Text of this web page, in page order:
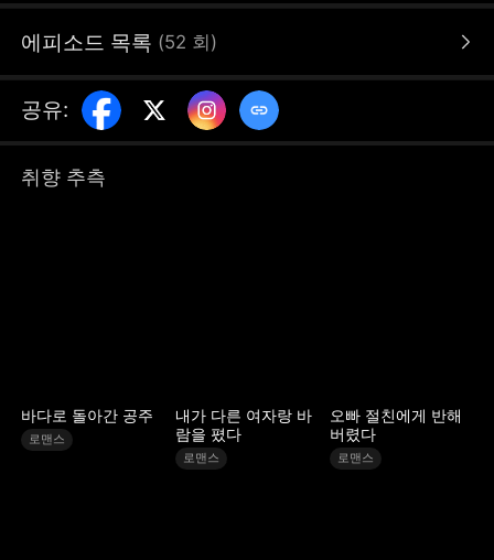
에너지 수집을 위해 수많은 지구 여자들을 만나
며 에너지 X를 존재를 찾는다. 그런데 이상하다?
완벽한 스펙녀들과의 키스와 스킨십보다, 자꾸만
제멋대로 구는 나한별의 눈빛에 심장 박동수가
폭주하기 시작하는데...STORYMATRIX PTE.LTD
에피소드 목록 (52 회)
공유:
취향 추측
바다로 돌아간 공주
로맨스
내가 다른 여자랑 바
람을 폈다
로맨스
오빠 절친에게 반해
버렸다
로맨스